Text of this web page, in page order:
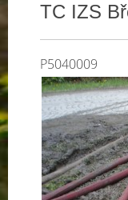
TC IZS
P5040009